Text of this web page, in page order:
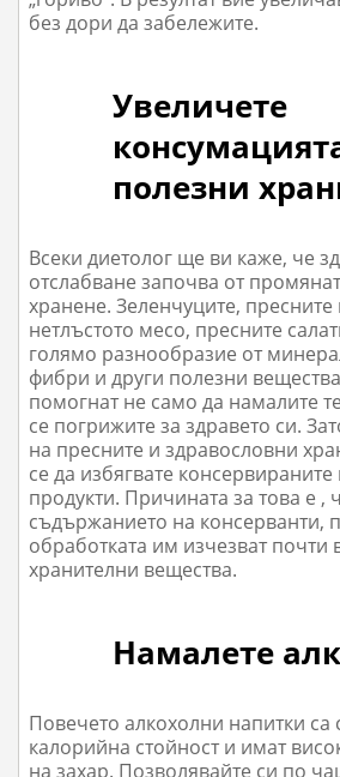
без дори да забележите.
Увеличете
полезни
Всеки диетолог ще ви каже, че
отслабване започва от
хранене. Зеленчуците, пресните
нетлъстото месо, пресните
голямо разнообразие от
фибри и други полезни
помогнат не само да намалите
се погрижите за здравето си.
на пресните и здравословни
се да избягвате консервираните
продукти. Причината за това е ,
съдържанието на консерванти,
обработката им изчезват почти
хранителни вещества.
Намалете
Повечето алкохолни напитки са
калорийна стойност и имат
на захар. Позволявайте си по